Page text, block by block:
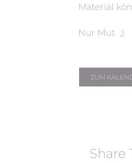
Material
Nur Mut ;)
ZUM
Share